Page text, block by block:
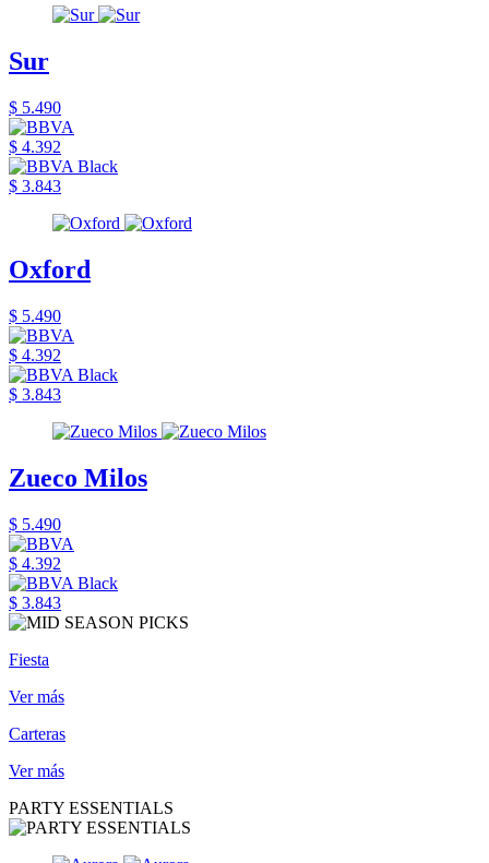
Sur
$ 5.490
$ 4.392
$ 3.843
Oxford
$ 5.490
$ 4.392
$ 3.843
Zueco Milos
$ 5.490
$ 4.392
$ 3.843
Fiesta
Ver más
Carteras
Ver más
PARTY ESSENTIALS